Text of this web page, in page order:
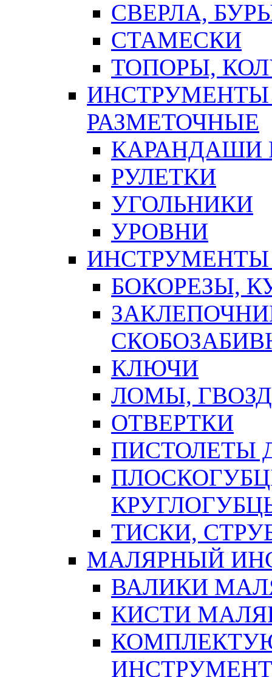
СВЕРЛА,
СТАМЕСКИ
ТОПОРЫ,
ИНСТРУМЕНТЫ
РАЗМЕТОЧНЫЕ
КАРАНДАШИ
РУЛЕТКИ
УГОЛЬНИКИ
УРОВНИ
БОКОРЕЗЫ,
КЛЮЧИ
ЛОМЫ,
ОТВЕРТКИ
ПИСТОЛЕТЫ
ТИСКИ,
МАЛЯРНЫЙ
ВАЛИКИ
КИСТИ